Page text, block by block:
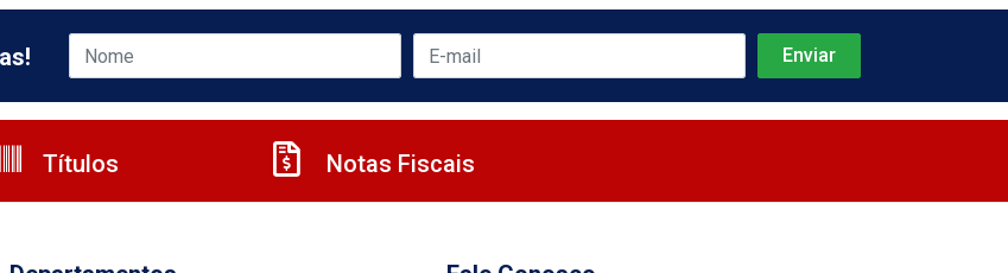
Títulos Notas Fiscais